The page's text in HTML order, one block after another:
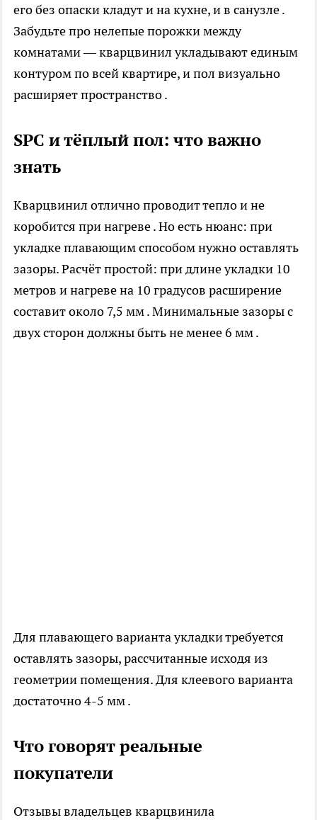
его без опаски кладут и на кухне, и в санузле .
Забудьте про нелепые порожки между
комнатами — кварцвинил укладывают единым
контуром по всей квартире, и пол визуально
расширяет пространство .
SPC и тёплый пол: что важно
знать
Кварцвинил отлично проводит тепло и не
коробится при нагреве . Но есть нюанс: при
укладке плавающим способом нужно оставлять
зазоры. Расчёт простой: при длине укладки 10
метров и нагреве на 10 градусов расширение
составит около 7,5 мм . Минимальные зазоры с
двух сторон должны быть не менее 6 мм .
Для плавающего варианта укладки требуется
оставлять зазоры, рассчитанные исходя из
геометрии помещения. Для клеевого варианта
достаточно 4-5 мм .
Что говорят реальные
покупатели
Отзывы владельцев кварцвинила